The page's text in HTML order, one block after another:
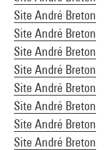
Site André Breton
Site André Breton
Site André Breton
Site André Breton
Site André Breton
Site André Breton
Site André Breton
Site André Breton